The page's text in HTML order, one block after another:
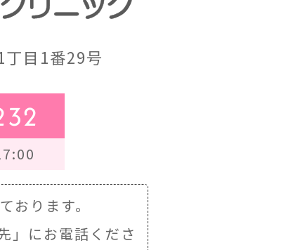
目1番29号
おります。
」にお電話くださ